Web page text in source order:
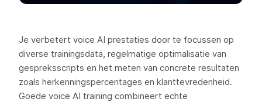
Je verbetert voice AI prestaties door te focussen op
diverse trainingsdata, regelmatige optimalisatie van
gespreksscripts en het meten van concrete resultaten
zoals herkenningspercentages en klanttevredenheid.
Goede voice AI training combineert echte